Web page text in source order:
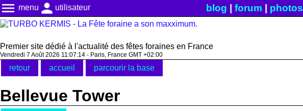
menu menu person utilisateur blog forum photos
Premier site dédié à l'actualité des fêtes foraines en France
Vendredi 7 Août 2026 11:07:14 - Paris, France GMT +02:00
retour accueil parcourir la base
Bellevue Tower